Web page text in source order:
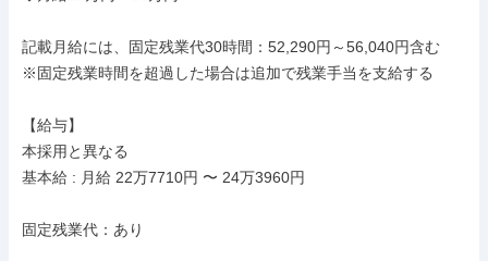
記載月給には、固定残業代30時間：52,290円～56,040円含む
※固定残業時間を超過した場合は追加で残業手当を支給する
【給与】
本採用と異なる
基本給 : 月給 22万7710円 〜 24万3960円
固定残業代：あり